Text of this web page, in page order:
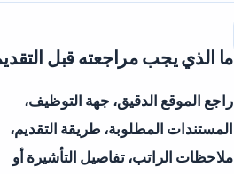
ما الذي يجب مراجعته قبل
راجع الموقع الدقيق، جهة التوظيف،
المستندات المطلوبة، طريقة التقديم،
ملاحظات الراتب، تفاصيل التأشيرة أو